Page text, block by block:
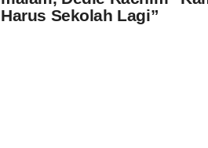
Harus Sekolah Lagi”